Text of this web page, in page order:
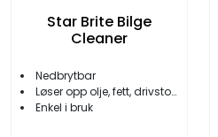
Star Brite Bilge
Cleaner
Nedbrytbar
Løser opp olje, fett, drivstoff og slam
Enkel i bruk